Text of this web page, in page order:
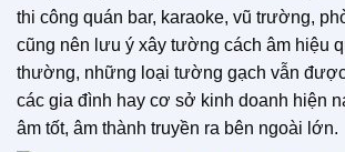
thi công quán bar, karaoke, vũ trường,
cũng nên lưu ý xây tường cách âm hiệu
thường, những loại tường gạch vẫn
các gia đình hay cơ sở kinh doanh hiện
âm tốt, âm thành truyền ra bên ngoài lớn.